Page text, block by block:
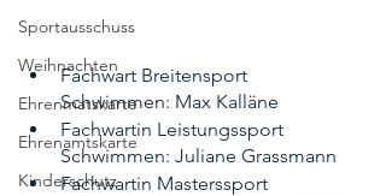
Sportausschuss
Weihnachten
Ehrenmatskarte
Ehrenamtskarte
Kinderschutz
Fachwart Breitensport
Schwimmen: Max Kalläne
Fachwartin Leistungssport
Schwimmen: Juliane Grassmann
Fachwartin Masterssport